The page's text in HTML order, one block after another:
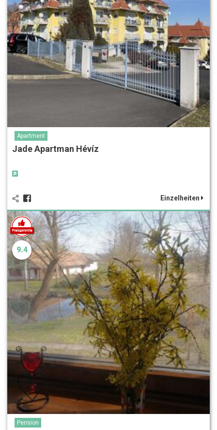
Apartment
Jade Apartman Hévíz
Einzelheiten
9.4
Pension